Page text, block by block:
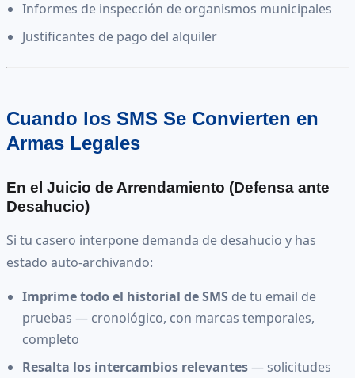
Informes de inspección de organismos municipales
Justificantes de pago del alquiler
Cuando los SMS Se Convierten en
Armas Legales
En el Juicio de Arrendamiento (Defensa ante
Desahucio)
Si tu casero interpone demanda de desahucio y has
estado auto-archivando:
Imprime todo el historial de SMS de tu email de
pruebas — cronológico, con marcas temporales,
completo
Resalta los intercambios relevantes— solicitudes